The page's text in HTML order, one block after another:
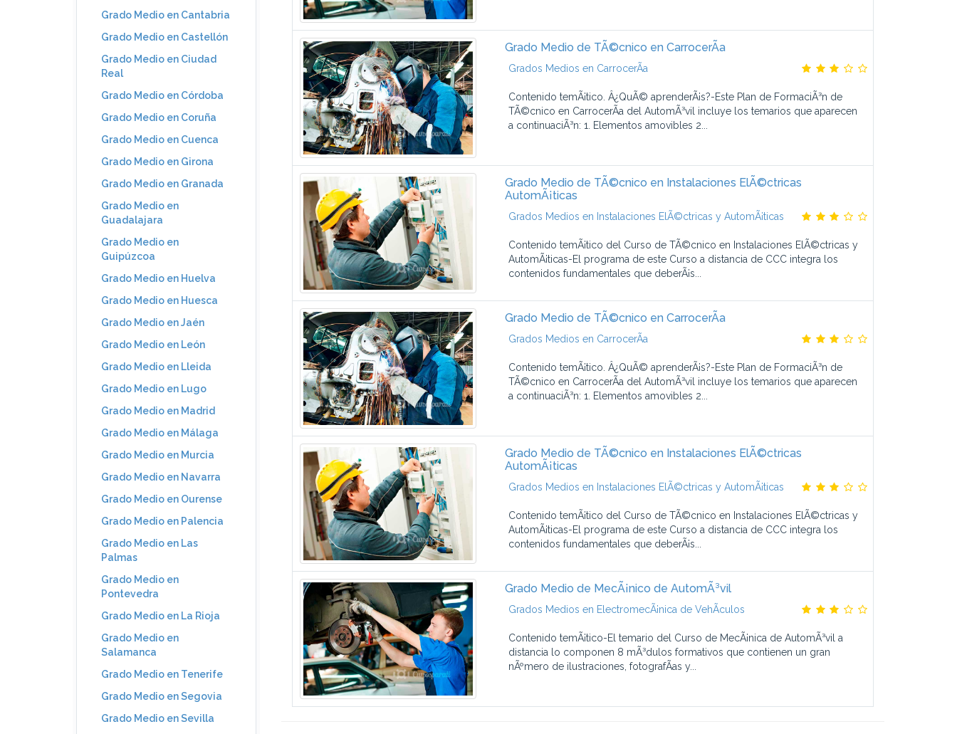
Grado Medio en Cantabria
Grado Medio en Castellón
Grado Medio en Ciudad
Real
Grado Medio en Córdoba
Grado Medio en Coruña
Grado Medio en Cuenca
Grado Medio en Girona
Grado Medio en Granada
Grado Medio en
Guadalajara
Grado Medio en
Guipúzcoa
Grado Medio en Huelva
Grado Medio en Huesca
Grado Medio en Jaén
Grado Medio en León
Grado Medio en Lleida
Grado Medio en Lugo
Grado Medio en Madrid
Grado Medio en Málaga
Grado Medio en Murcia
Grado Medio en Navarra
Grado Medio en Ourense
Grado Medio en Palencia
Grado Medio en Las
Palmas
Grado Medio en
Pontevedra
Grado Medio en La Rioja
Grado Medio en
Salamanca
Grado Medio en Tenerife
Grado Medio en Segovia
Grado Medio en Sevilla
Grado Medio de TÃ©cnico en CarrocerÃ­a
Grados Medios en CarrocerÃ­a
Contenido temÃ¡tico. Â¿QuÃ© aprenderÃ¡s?-Este Plan de FormaciÃ³n de
TÃ©cnico en CarrocerÃ­a del AutomÃ³vil incluye los temarios que aparecen
a continuaciÃ³n: 1. Elementos amovibles 2...
Grado Medio de TÃ©cnico en Instalaciones ElÃ©ctricas
AutomÃ¡ticas
Grados Medios en Instalaciones ElÃ©ctricas y AutomÃ¡ticas
Contenido temÃ¡tico del Curso de TÃ©cnico en Instalaciones ElÃ©ctricas y
AutomÃ¡ticas-El programa de este Curso a distancia de CCC integra los
contenidos fundamentales que deberÃ¡s...
Grado Medio de TÃ©cnico en CarrocerÃ­a
Grados Medios en CarrocerÃ­a
Contenido temÃ¡tico. Â¿QuÃ© aprenderÃ¡s?-Este Plan de FormaciÃ³n de
TÃ©cnico en CarrocerÃ­a del AutomÃ³vil incluye los temarios que aparecen
a continuaciÃ³n: 1. Elementos amovibles 2...
Grado Medio de TÃ©cnico en Instalaciones ElÃ©ctricas
AutomÃ¡ticas
Grados Medios en Instalaciones ElÃ©ctricas y AutomÃ¡ticas
Contenido temÃ¡tico del Curso de TÃ©cnico en Instalaciones ElÃ©ctricas y
AutomÃ¡ticas-El programa de este Curso a distancia de CCC integra los
contenidos fundamentales que deberÃ¡s...
Grado Medio de MecÃ¡nico de AutomÃ³vil
Grados Medios en ElectromecÃ¡nica de VehÃ­culos
Contenido temÃ¡tico-El temario del Curso de MecÃ¡nica de AutomÃ³vil a
distancia lo componen 8 mÃ³dulos formativos que contienen un gran
nÃºmero de ilustraciones, fotografÃ­as y...